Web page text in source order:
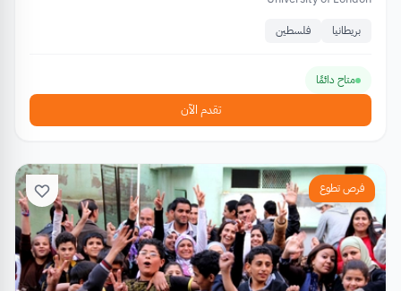
بريطانيا فلسطين
متاح دائمًا
تقدم الآن
فرص تطوع